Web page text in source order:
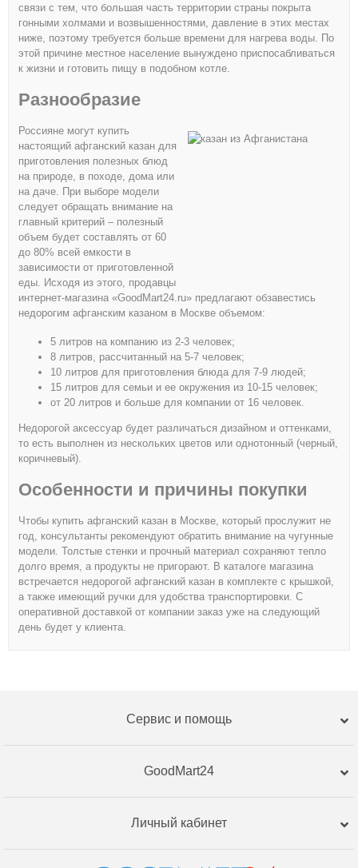
связи с тем, что большая часть территории страны покрыта
гонными холмами и возвышенностями, давление в этих местах
ниже, поэтому требуется больше времени для нагрева воды. По
этой причине местное население вынуждено приспосабливаться
к жизни и готовить пищу в подобном котле.
Разнообразие
Россияне могут купить
настоящий афганский казан для
приготовления полезных блюд
на природе, в походе, дома или
на даче. При выборе модели
следует обращать внимание на
главный критерий – полезный
объем будет составлять от 60
до 80% всей емкости в
зависимости от приготовленной
еды. Исходя из этого, продавцы
интернет-магазина «GoodMart24.ru» предлагают обзавестись
недорогим афганским казаном в Москве объемом:
5 литров на компанию из 2-3 человек;
8 литров, рассчитанный на 5-7 человек;
10 литров для приготовления блюда для 7-9 людей;
15 литров для семьи и ее окружения из 10-15 человек;
от 20 литров и больше для компании от 16 человек.
Недорогой аксессуар будет различаться дизайном и оттенками,
то есть выполнен из нескольких цветов или однотонный (черный,
коричневый).
Особенности и причины покупки
Чтобы купить афганский казан в Москве, который прослужит не
год, консультанты рекомендуют обратить внимание на чугунные
модели. Толстые стенки и прочный материал сохраняют тепло
долго время, а продукты не пригорают. В каталоге магазина
встречается недорогой афганский казан в комплекте с крышкой,
а также имеющий ручки для удобства транспортировки. С
оперативной доставкой от компании заказ уже на следующий
день будет у клиента.
Сервис и помощь
GoodMart24
Личный кабинет